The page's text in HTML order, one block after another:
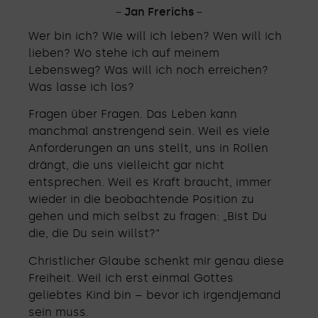
－Jan Frerichs－
Wer bin ich? Wie will ich leben? Wen will ich
lieben? Wo stehe ich auf meinem
Lebensweg? Was will ich noch erreichen?
Was lasse ich los?
Fragen über Fragen. Das Leben kann
manchmal anstrengend sein. Weil es viele
Anforderungen an uns stellt, uns in Rollen
drängt, die uns vielleicht gar nicht
entsprechen. Weil es Kraft braucht, immer
wieder in die beobachtende Position zu
gehen und mich selbst zu fragen: „Bist Du
die, die Du sein willst?“
Christlicher Glaube schenkt mir genau diese
Freiheit. Weil ich erst einmal Gottes
geliebtes Kind bin – bevor ich irgendjemand
sein muss.